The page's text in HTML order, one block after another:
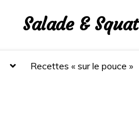
Salade & Squat
Recettes « sur le pouce »